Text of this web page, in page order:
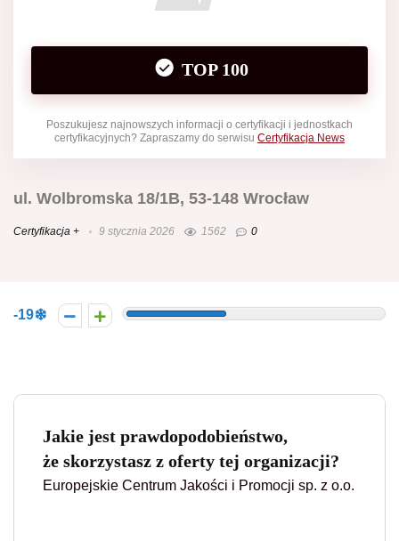
TOP 100
Poszukujesz najnowszych informacji o certyfikacji i jednostkach
certyfikacyjnych? Zapraszamy do serwisu Certyfikacja News
ul. Wolbromska 18/1B, 53-148 Wrocław
Certyfikacja + 9 stycznia 2026 1562 0
-19
Jakie jest prawdopodobieństwo,
że skorzystasz z oferty tej organizacji?
Europejskie Centrum Jakości i Promocji sp. z o.o.